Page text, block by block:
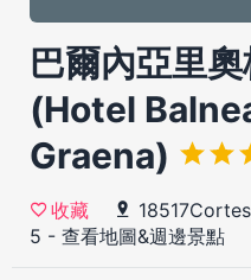
巴爾內亞里
(Hotel
Graena)
收藏
5 - 查看地圖&週邊景點